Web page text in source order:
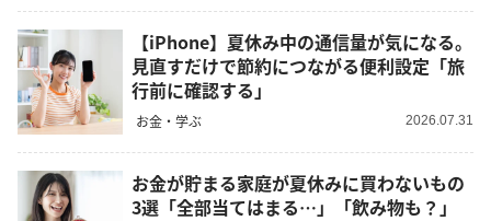
【iPhone】夏休み中の通信量が気になる。
見直すだけで節約につながる便利設定「旅
行前に確認する」
お金・学ぶ 2026.07.31
お金が貯まる家庭が夏休みに買わないもの
3選「全部当てはまる…」「飲み物も？」